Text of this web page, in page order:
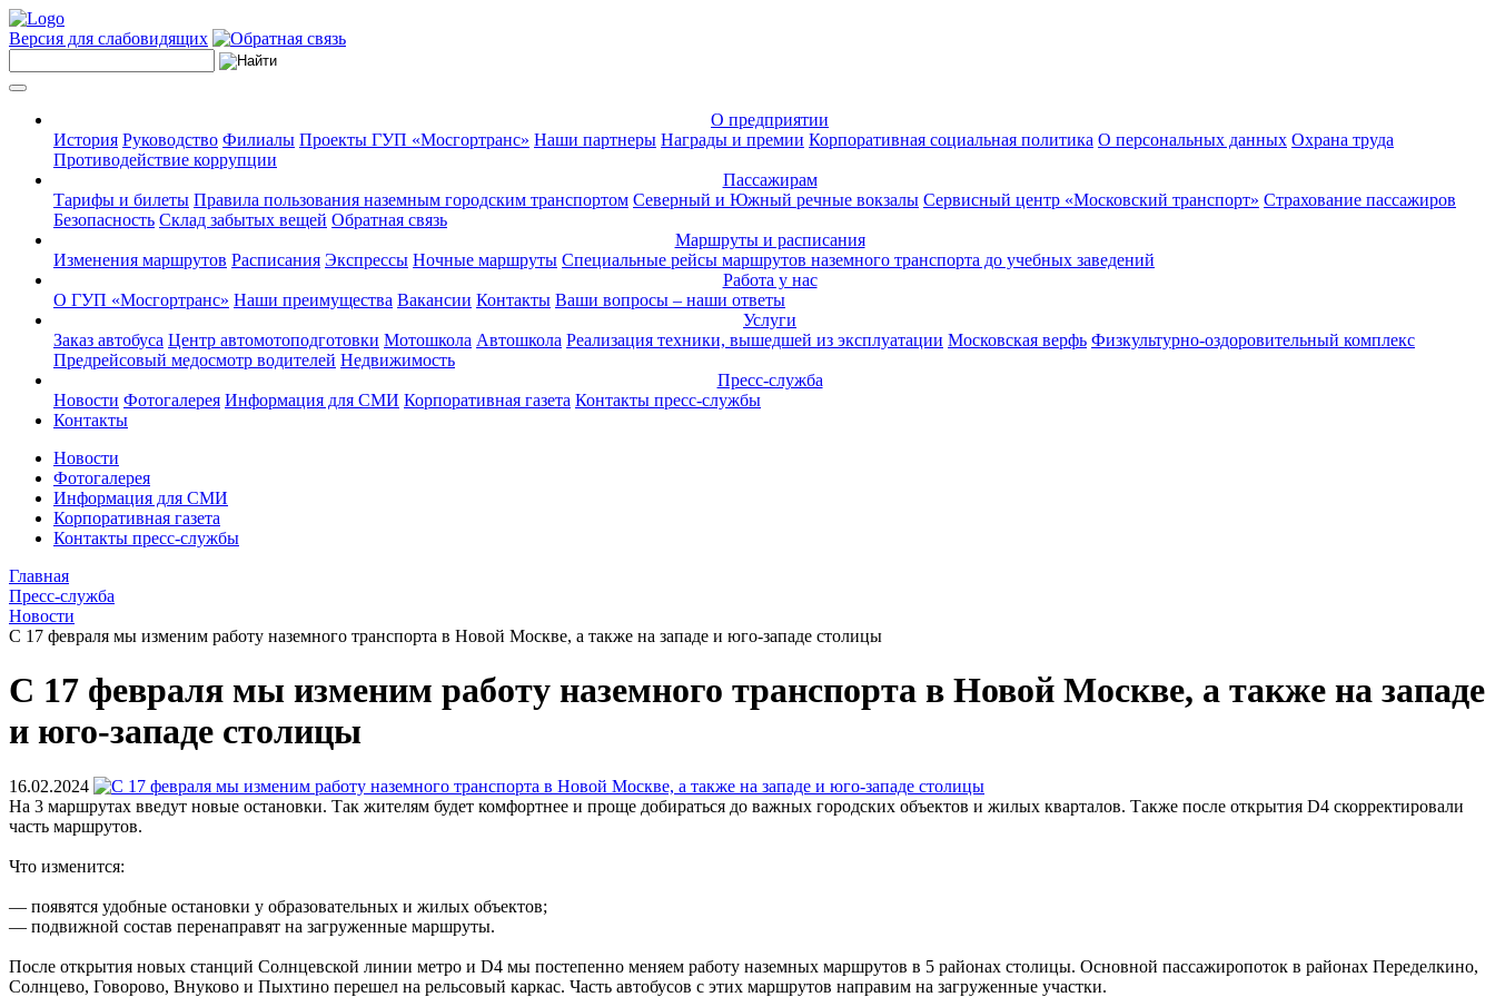
Версия для слабовидящих
О предприятии
История Руководство Филиалы Проекты ГУП «Мосгортранс» Наши партнеры Награды и премии Корпоративная социальная политика О персональных данных Охрана труда
Противодействие коррупции
Пассажирам
Тарифы и билеты Правила пользования наземным городским транспортом Северный и Южный речные вокзалы Сервисный центр «Московский транспорт» Страхование пассажиров
Безопасность Склад забытых вещей Обратная связь
Маршруты и расписания
Изменения маршрутов Расписания Экспрессы Ночные маршруты Специальные рейсы маршрутов наземного транспорта до учебных заведений
Работа у нас
О ГУП «Мосгортранс» Наши преимущества Вакансии Контакты Ваши вопросы – наши ответы
Услуги
Заказ автобуса Центр автомотоподготовки Мотошкола Автошкола Реализация техники, вышедшей из эксплуатации Московская верфь Физкультурно-оздоровительный комплекс
Предрейсовый медосмотр водителей Недвижимость
Пресс-служба
Новости Фотогалерея Информация для СМИ Корпоративная газета Контакты пресс-службы
Контакты
Новости
Фотогалерея
Информация для СМИ
Корпоративная газета
Контакты пресс-службы
Главная
Пресс-служба
Новости
С 17 февраля мы изменим работу наземного транспорта в Новой Москве, а также на западе и юго-западе столицы
С 17 февраля мы изменим работу наземного транспорта в Новой Москве, а также на западе
и юго-западе столицы
16.02.2024
На 3 маршрутах введут новые остановки. Так жителям будет комфортнее и проще добираться до важных городских объектов и жилых кварталов. Также после открытия D4 скорректировали
часть маршрутов.
Что изменится:
— появятся удобные остановки у образовательных и жилых объектов;
— подвижной состав перенаправят на загруженные маршруты.
После открытия новых станций Солнцевской линии метро и D4 мы постепенно меняем работу наземных маршрутов в 5 районах столицы. Основной пассажиропоток в районах Переделкино,
Солнцево, Говорово, Внуково и Пыхтино перешел на рельсовый каркас. Часть автобусов с этих маршрутов направим на загруженные участки.